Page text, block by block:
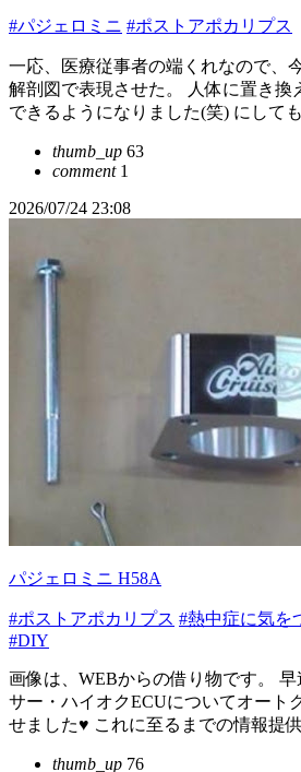
#パジェロミニ #ポストアポカリプス
一応、医療従事者の端くれなので、
解剖図で表現させた。 人体に置き換
できるようになりました(笑) にして
thumb_up 63
comment1
2026/07/24 23:08
パジェロミニ H58A
#ポストアポカリプス #熱中症に気を
#DIY
画像は、WEBからの借り物です。
サー・ハイオクECUについてオート
せました♥ これに至るまでの情報提
thumb_up 76